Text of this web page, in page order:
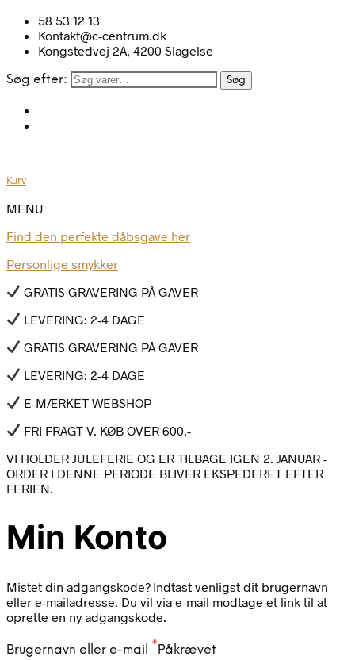
58 53 12 13
Kontakt@c-centrum.dk
Kongstedvej 2A, 4200 Slagelse
Søg efter: Søg
Kurv
MENU
Find den perfekte dåbsgave her
Personlige smykker
GRATIS GRAVERING PÅ GAVER
LEVERING: 2-4 DAGE
GRATIS GRAVERING PÅ GAVER
LEVERING: 2-4 DAGE
E-MÆRKET WEBSHOP
FRI FRAGT V. KØB OVER 600,-
VI HOLDER JULEFERIE OG ER TILBAGE IGEN 2. JANUAR -
ORDER I DENNE PERIODE BLIVER EKSPEDERET EFTER
FERIEN.
Min Konto
Mistet din adgangskode? Indtast venligst dit brugernavn
eller e-mailadresse. Du vil via e-mail modtage et link til at
oprette en ny adgangskode.
Brugernavn eller e-mail *Påkrævet